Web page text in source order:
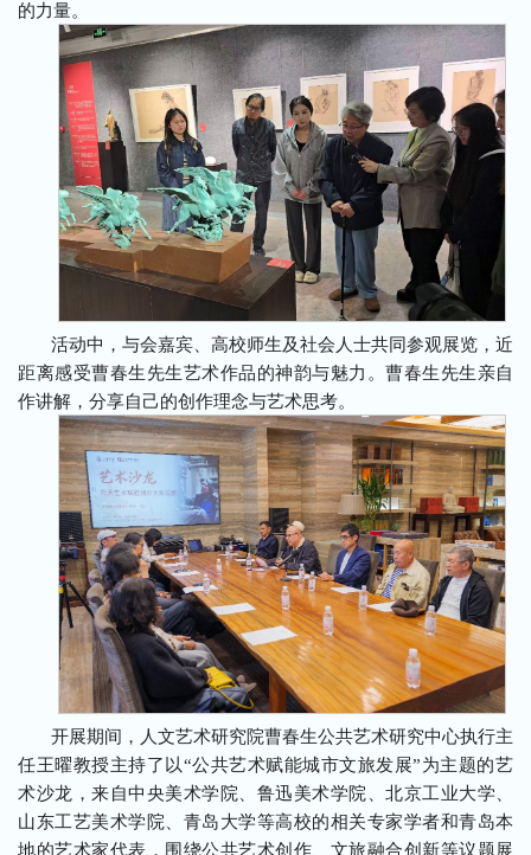
的力量。
活动中，与会嘉宾、高校师生及社会人士共同参观展览，近
距离感受曹春生先生艺术作品的神韵与魅力。曹春生先生亲自
作讲解，分享自己的创作理念与艺术思考。
开展期间，人文艺术研究院曹春生公共艺术研究中心执行主
任王曜教授主持了以“公共艺术赋能城市文旅发展”为主题的艺
术沙龙，来自中央美术学院、鲁迅美术学院、北京工业大学、
山东工艺美术学院、青岛大学等高校的相关专家学者和青岛本
地的艺术家代表，围绕公共艺术创作、文旅融合创新等议题展